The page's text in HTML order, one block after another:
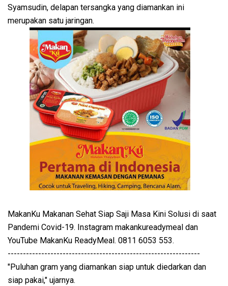
Syamsudin, delapan tersangka yang diamankan ini
merupakan satu jaringan.
MakanKu Makanan Sehat Siap Saji Masa Kini Solusi di saat
Pandemi Covid-19. Instagram makankureadymeal dan
YouTube MakanKu ReadyMeal. 0811 6053 553.
---------------------------------------------------------------
"Puluhan gram yang diamankan siap untuk diedarkan dan
siap pakai," ujarnya.